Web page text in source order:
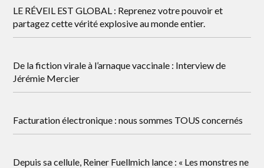
LE RÉVEIL EST GLOBAL : Reprenez votre pouvoir et
partagez cette vérité explosive au monde entier.
De la fiction virale à l’arnaque vaccinale : Interview de
Jérémie Mercier
Facturation électronique : nous sommes TOUS concernés
Depuis sa cellule, Reiner Fuellmich lance : « Les monstres ne